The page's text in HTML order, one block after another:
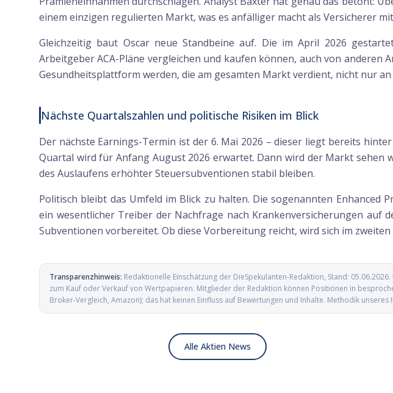
einem einzigen regulierten Markt, was es anfälliger macht als Versicherer
Gleichzeitig baut Oscar neue Standbeine auf. Die im April 2026
Arbeitgeber ACA-Pläne vergleichen und kaufen können, auch von
Gesundheitsplattform werden, die am gesamten Markt verdient, nicht nur an
Nächste Quartalszahlen und politische Risiken im Blick
Der nächste Earnings-Termin ist der 6. Mai 2026 – dieser liegt bereits
Quartal wird für Anfang August 2026 erwartet. Dann wird der Markt
des Auslaufens erhöhter Steuersubventionen stabil bleiben.
Politisch bleibt das Umfeld im Blick zu halten. Die sogenannten Enhanced
ein wesentlicher Treiber der Nachfrage nach Krankenversicherungen auf
Subventionen vorbereitet. Ob diese Vorbereitung reicht, wird sich im zweiten
Transparenzhinweis: Redaktionelle Einschätzung der DieSpekulanten-Redaktion, Stand: 05.06.2026
zum Kauf oder Verkauf von Wertpapieren. Mitglieder der Redaktion können Positionen in
Broker-Vergleich, Amazon); das hat keinen Einfluss auf Bewertungen und Inhalte. Methodik unseres
Alle Aktien News